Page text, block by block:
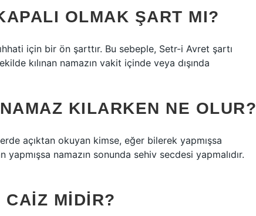
OLMAK ŞART MI?
için bir ön şarttır. Bu sebeple, Setr-i Avret şartı
kılınan namazın vakit içinde veya dışında
KILARKEN NE OLUR?
açıktan okuyan kimse, eğer bilerek yapmışsa
yapmışsa namazın sonunda sehiv secdesi yapmalıdır.
MIDIR?